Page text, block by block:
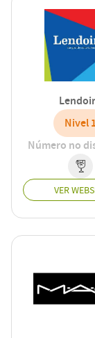
Nivel
Número no
VER